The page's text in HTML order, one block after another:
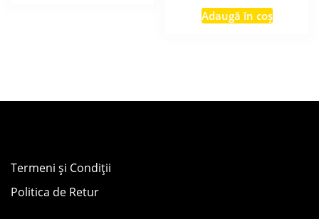
Adaugă în coș
Termeni și Condiții
Politica de Retur